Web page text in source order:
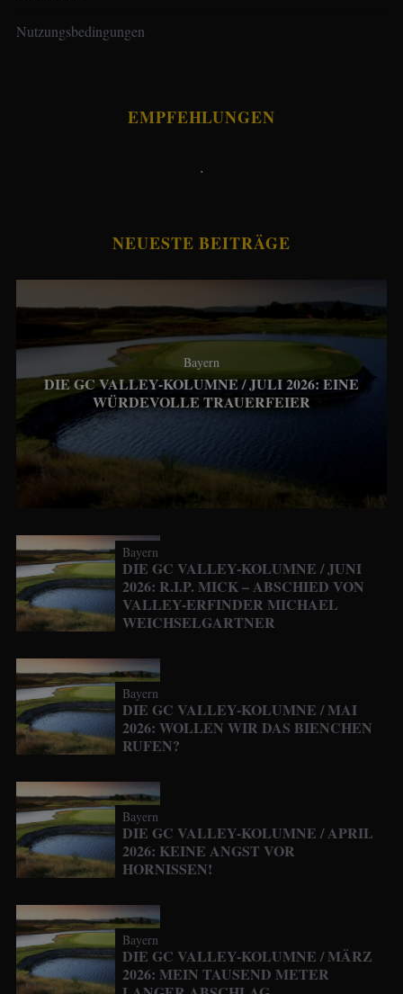
Nutzungsbedingungen
EMPFEHLUNGEN
.
NEUESTE BEITRÄGE
Bayern
DIE GC VALLEY-KOLUMNE / JULI 2026: EINE
WÜRDEVOLLE TRAUERFEIER
Bayern
DIE GC VALLEY-KOLUMNE / JUNI
2026: R.I.P. MICK – ABSCHIED VON
VALLEY-ERFINDER MICHAEL
WEICHSELGARTNER
Bayern
DIE GC VALLEY-KOLUMNE / MAI
2026: WOLLEN WIR DAS BIENCHEN
RUFEN?
Bayern
DIE GC VALLEY-KOLUMNE / APRIL
2026: KEINE ANGST VOR
HORNISSEN!
Bayern
DIE GC VALLEY-KOLUMNE / MÄRZ
2026: MEIN TAUSEND METER